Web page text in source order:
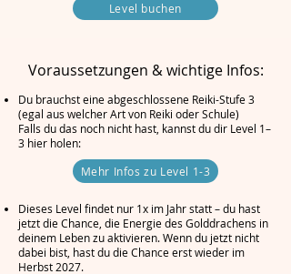
Level buchen
Voraussetzungen & wichtige Infos:
Du brauchst eine abgeschlossene Reiki-Stufe 3
(egal aus welcher Art von Reiki oder Schule)
Falls du das noch nicht hast, kannst du dir Level 1–
3 hier holen:
Mehr Infos zu Level 1-3
​Dieses Level findet nur 1x im Jahr statt – du hast
jetzt die Chance, die Energie des Golddrachens in
deinem Leben zu aktivieren. Wenn du jetzt nicht
dabei bist, hast du die Chance erst wieder im
Herbst 2027.